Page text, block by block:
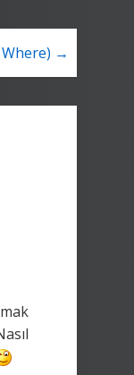
Where) →